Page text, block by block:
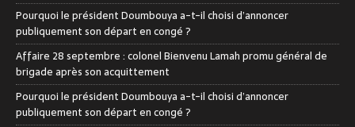
Pourquoi le président Doumbouya a-t-il choisi d’annoncer
publiquement son départ en congé ?
Affaire 28 septembre : colonel Bienvenu Lamah promu général de
brigade après son acquittement
Pourquoi le président Doumbouya a-t-il choisi d’annoncer
publiquement son départ en congé ?